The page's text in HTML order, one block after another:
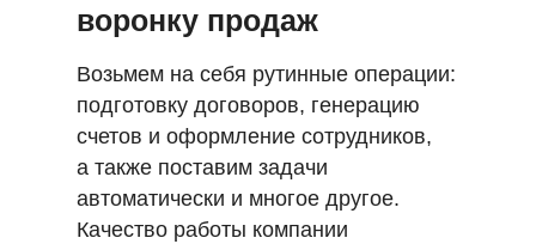
Возьмем на себя рутинные операции:
подготовку договоров, генерацию
счетов и оформление сотрудников,
а также поставим задачи
автоматически и многое другое.
Качество работы компании
воронку продаж